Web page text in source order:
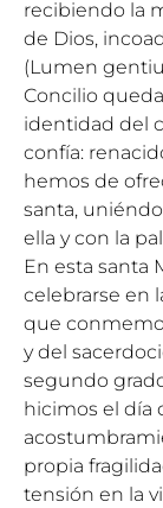
recibiendo la
de Dios,
(Lumen
Concilio
identidad del
confía:
hemos de
santa,
ella y con la
En esta santa
celebrarse en
que
y del
segundo
hicimos el día
propia
tensión en la